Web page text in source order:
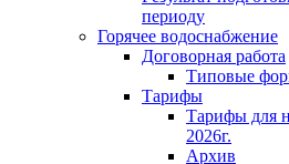
периоду
Горячее водоснабжение
Договорная работа
Типовые
Тарифы
Тарифы для
2026г.
Архив